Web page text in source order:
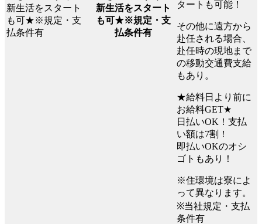
新生活をスタート
も可★※規定・支
払条件有
タートも可能！
その他に遠方から
赴任される場合、
赴任時の現地まで
の移動交通費支給
もあり。
★給料日より前に
お給料GET★
日払いOK！支払
い額は7割！
即払いOKのオシ
ゴトもあり！
※住環境は寮によ
って異なります。
※当社規定・支払
条件有